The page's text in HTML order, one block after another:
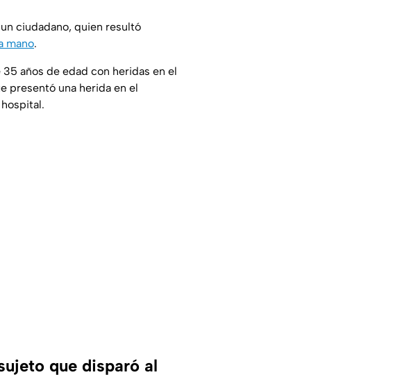
ciudadano, quien resultó
mano.
años de edad con heridas en el
presentó una herida en el
que disparó al